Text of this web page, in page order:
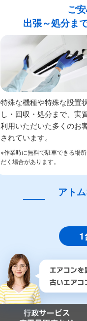
ご
出張～処分ま
特殊な機種や特殊な設置
し・回収・処分まで、実
利用いただいた多くのお
されています。
※作業時に無料で駐車できる場
だく場合があります。
アト